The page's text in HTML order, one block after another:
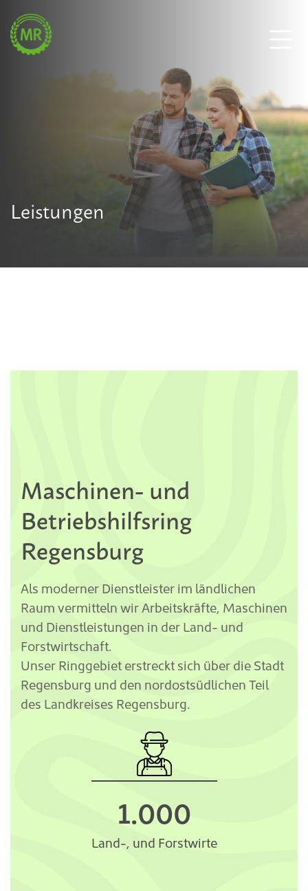
Leistungen
Maschinen- und
Betriebshilfsring
Regensburg
Als moderner Dienstleister im ländlichen
Raum vermitteln wir Arbeitskräfte, Maschinen
und Dienstleistungen in der Land- und
Forstwirtschaft.
Unser Ringgebiet erstreckt sich über die Stadt
Regensburg und den nordostsüdlichen Teil
des Landkreises Regensburg.
1.000
Land-, und Forstwirte